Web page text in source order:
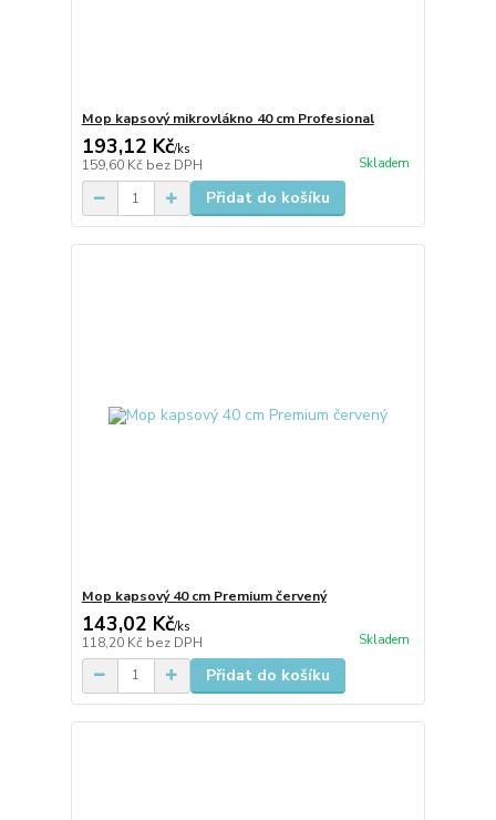
Mop kapsový mikrovlákno 40 cm Profesional
193,12 Kč/ks
159,60 Kč bez DPH Skladem
Přidat do košíku
Mop kapsový 40 cm Premium červený
143,02 Kč/ks
118,20 Kč bez DPH Skladem
Přidat do košíku